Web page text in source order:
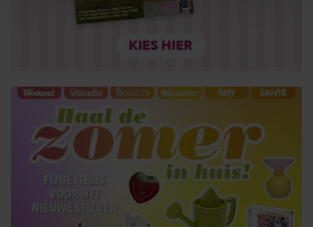
personaliseren, om functies voor social media te bieden
en om ons websiteverkeer te analyseren. Ook delen we
informatie over uw gebruik van onze site met onze
informatie die u aan ze heeft verstrekt of die ze hebben
verzameld op basis van uw gebruik van hun services. U
gaat akkoord met onze cookies als u onze website blijft
gebruiken.